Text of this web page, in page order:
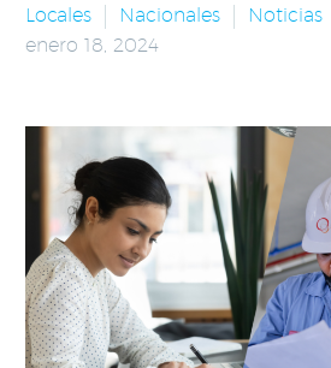
Locales
Nacionales
Noticias
enero 18, 2024